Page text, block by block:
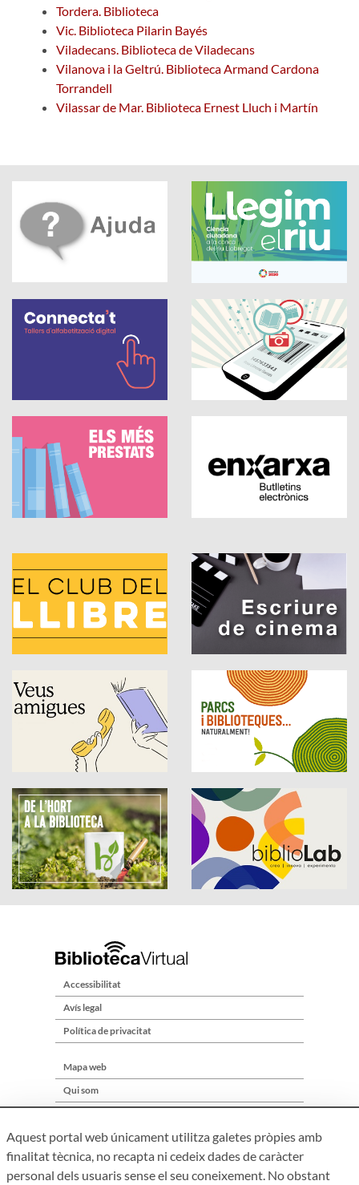
Tordera. Biblioteca
Vic. Biblioteca Pilarin Bayés
Viladecans. Biblioteca de Viladecans
Vilanova i la Geltrú. Biblioteca Armand Cardona
Torrandell
Vilassar de Mar. Biblioteca Ernest Lluch i Martín
Accessibilitat
Avís legal
Política de privacitat
Mapa web
Qui som
Aquest portal web únicament utilitza galetes pròpies amb
finalitat tècnica, no recapta ni cedeix dades de caràcter
personal dels usuaris sense el seu coneixement. No obstant